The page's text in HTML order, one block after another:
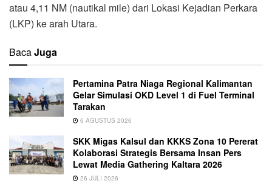
atau 4,11 NM (nautikal mile) dari Lokasi Kejadian Perkara
(LKP) ke arah Utara.
BacaJuga
Pertamina Patra Niaga Regional Kalimantan
Gelar Simulasi OKD Level 1 di Fuel Terminal
Tarakan
6 AGUSTUS 2026
SKK Migas Kalsul dan KKKS Zona 10 Pererat
Kolaborasi Strategis Bersama Insan Pers
Lewat Media Gathering Kaltara 2026
26 JULI 2026